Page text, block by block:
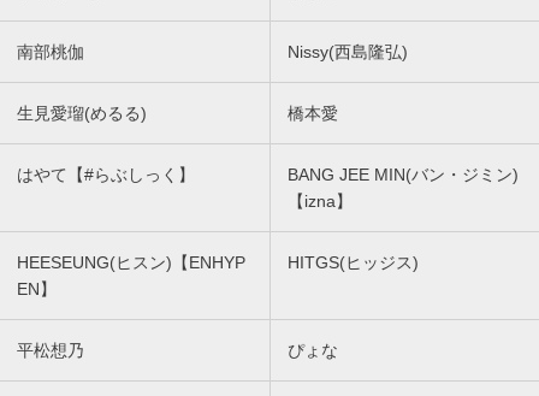
南部桃伽 Nissy(西島隆弘)
生見愛瑠(めるる) 橋本愛
はやて【#らぶしっく】
BANG JEE MIN(バン・ジミン)
【izna】
HEESEUNG(ヒスン)【ENHYP
EN】
HITGS(ヒッジス)
平松想乃 ぴょな